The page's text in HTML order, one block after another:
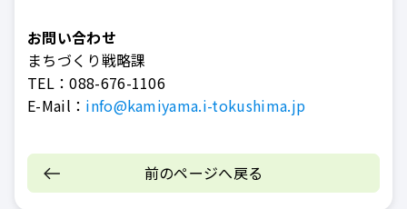
お問い合わせ
まちづくり戦略課
TEL：088-676-1106
E-Mail： info@kamiyama.i-tokushima.jp
前のページへ戻る